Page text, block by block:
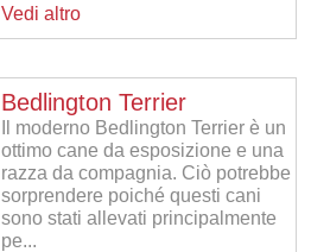
Vedi altro
Bedlington Terrier
Il moderno Bedlington Terrier è un
ottimo cane da esposizione e una
razza da compagnia. Ciò potrebbe
sorprendere poiché questi cani
sono stati allevati principalmente
pe...